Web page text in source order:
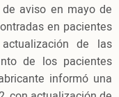
aviso en mayo de
en pacientes
de las
de los pacientes
informó una